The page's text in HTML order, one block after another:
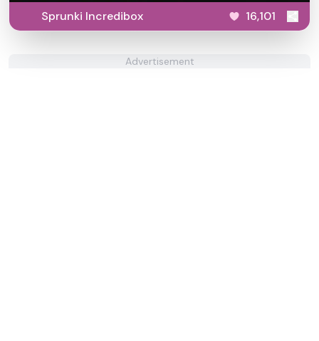
Sprunki Incredibox 16,101
Advertisement